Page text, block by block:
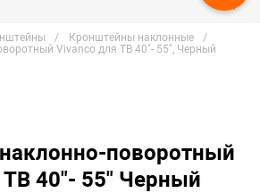
Кронштейны наклонные
Vivanco для ТВ 40"- 55", Черный
поворотный
ТВ 40"- 55" Черный